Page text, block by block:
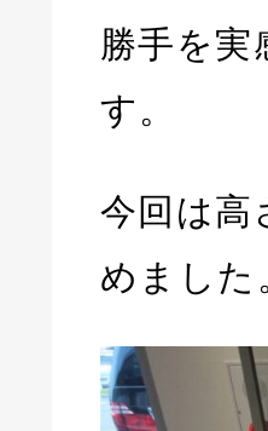
勝手を
す。
今回は高
めました